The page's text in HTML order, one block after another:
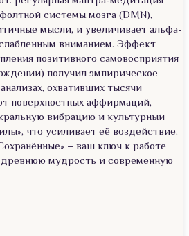
системы мозга (DMN),
мысли, и увеличивает альфа-
вниманием. Эффект
позитивного самовосприятия
получил эмпирическое
охвативших тысячи
поверхностных аффирмаций,
вибрацию и культурный
что усиливает её воздействие.
– ваш ключ к работе
древнюю мудрость и современную